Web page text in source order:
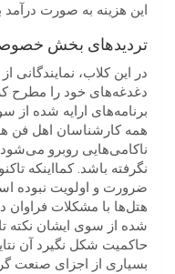
این هزینه به صورت
تردیدهای بخش
در این کلاب،
دغدغه‌های خود را مطرح
برنامه‌های ارایه شده
همه کارشناسان اهل فن
ناکامی‌هایی روبرو
نگرفته باشد. کمااینکه
ضرورت و اولویت نبوده
هتل‌ها با مشکلات فراوان
شده از سوی ایشان نکته
حاکمیت شکل نگیرد آن
بسیاری از اجزای صنعت